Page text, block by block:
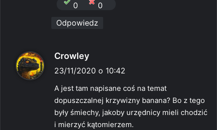
0
0
Odpowiedz
Crowley
i
z
e
:
23/11/2020 o 10:42
A jest tam napisane coś na temat
dopuszczalnej krzywizny banana? Bo z tego
były śmiechy, jakoby urzędnicy mieli chodzić
i mierzyć kątomierzem.